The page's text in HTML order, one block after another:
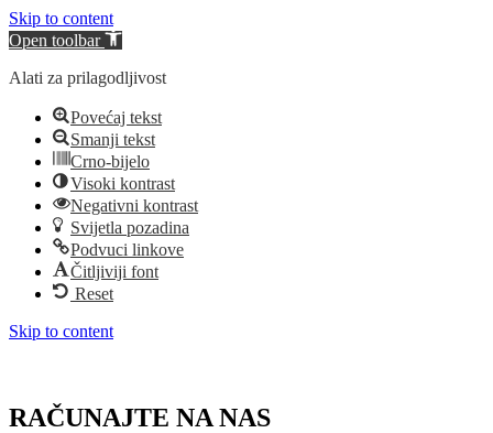
Skip to content
Open toolbar
Alati za prilagodljivost
Povećaj tekst
Smanji tekst
Crno-bijelo
Visoki kontrast
Negativni kontrast
Svijetla pozadina
Podvuci linkove
Čitljiviji font
Reset
Skip to content
RAČUNAJTE NA NAS